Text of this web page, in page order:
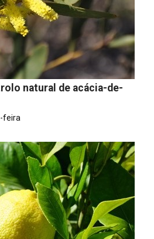
natural de acácia-de-
feira